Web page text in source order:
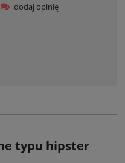
dodaj opinię
typu hipster